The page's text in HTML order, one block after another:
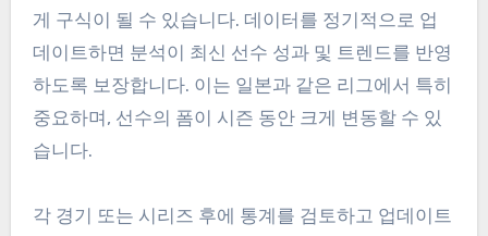
게 구식이 될 수 있습니다. 데이터를 정기적으로 업
데이트하면 분석이 최신 선수 성과 및 트렌드를 반영
하도록 보장합니다. 이는 일본과 같은 리그에서 특히
중요하며, 선수의 폼이 시즌 동안 크게 변동할 수 있
습니다.
각 경기 또는 시리즈 후에 통계를 검토하고 업데이트